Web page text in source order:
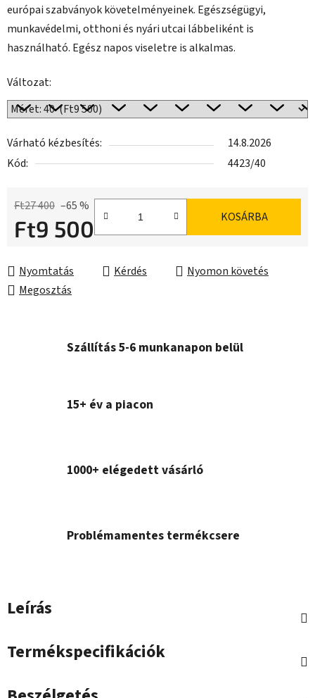
európai szabványok követelményeinek. Egészségügyi,
munkavédelmi, otthoni és nyári utcai lábbeliként is
használható. Egész napos viseletre is alkalmas.
Változat:
Várható kézbesítés:
14.8.2026
Kód:
4423/40
Ft27 400 –65 %
Ft9 500 KOSÁRBA
Nyomtatás Kérdés
Nyomon követés
Megosztás
Szállítás 5-6 munkanapon belül
15+ év a piacon
1000+ elégedett vásárló
Problémamentes termékcsere
Leírás
Termékspecifikációk